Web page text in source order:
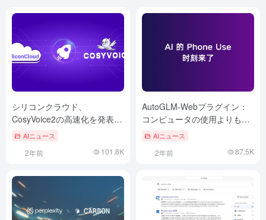
シリコンクラウド、
CosyVoice2の高速化を発表：
150msのリアルタイム音声合
AIニュース
2年前 101.8K
AutoGLM-Webプラグイン：
コンピュータの使用よりも、
AIの「電話使用」の瞬間がや
AIニュース
2年前 87.5K